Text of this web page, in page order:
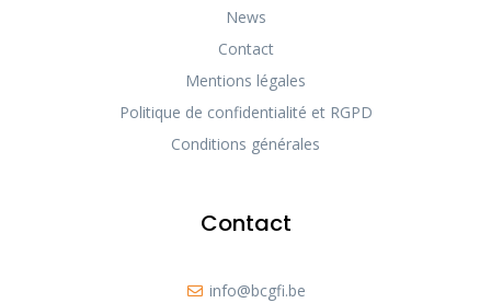
News
Contact
Mentions légales
Politique de confidentialité et RGPD
Conditions générales
Contact
info@bcgfi.be